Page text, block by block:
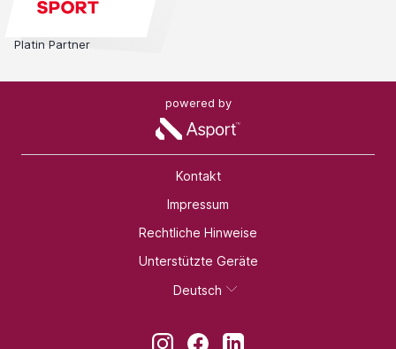
Platin Partner
powered by
Kontakt
Impressum
Rechtliche Hinweise
Unterstützte Geräte
Deutsch